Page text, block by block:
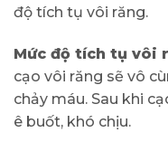
độ tích tụ vôi răng.
Mức độ tích tụ vôi
cạo vôi răng sẽ vô
chảy máu. Sau khi
ê buốt, khó chịu.